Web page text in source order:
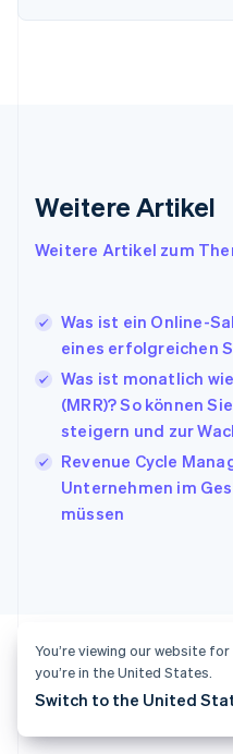
Weitere Artikel
Weitere Artikel zum
Was ist ein Online-
eines erfolgreichen
Was ist monatlich
(MRR)? So können
steigern und zur
Revenue Cycle
Unternehmen im
müssen
Startklar?
EnglishSvenska
English
English
Japan
日本語 English
EnglishFrançais
Kroatien
EnglishItaliano
English
Liechtenstein
DeutschEnglish
English简体中文
Malta
EspañolEnglish
You’re viewing our website
you’re in the United States.
Switch to the United